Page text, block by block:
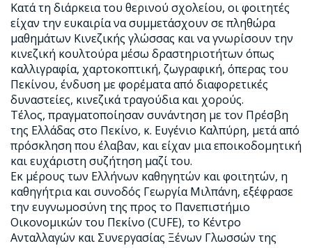
Κατά τη διάρκεια του θερινού σχολείου, οι φοιτητές
είχαν την ευκαιρία να συμμετάσχουν σε πληθώρα
μαθημάτων Κινεζικής γλώσσας και να γνωρίσουν την
κινεζική κουλτούρα μέσω δραστηριοτήτων όπως
καλλιγραφία, χαρτοκοπτική, ζωγραφική, όπερας του
Πεκίνου, ένδυση με φορέματα από διαφορετικές
δυναστείες, κινεζικά τραγούδια και χορούς.
Τέλος, πραγματοποίησαν συνάντηση με τον Πρέσβη
της Ελλάδας στο Πεκίνο, κ. Ευγένιο Καλπύρη, μετά από
πρόσκληση που έλαβαν, και είχαν μια εποικοδομητική
και ευχάριστη συζήτηση μαζί του.
Εκ μέρους των Ελλήνων καθηγητών και φοιτητών, η
καθηγήτρια και συνοδός Γεωργία Μιλπάνη, εξέφρασε
την ευγνωμοσύνη της προς το Πανεπιστήμιο
Οικονομικών του Πεκίνο (CUFE), το Κέντρο
Ανταλλαγών και Συνεργασίας Ξένων Γλωσσών της